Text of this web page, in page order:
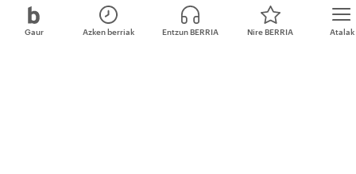
Gaur Atalak
Azken berriak Entzun BERRIA Nire BERRIA
Egin zure ekarpena